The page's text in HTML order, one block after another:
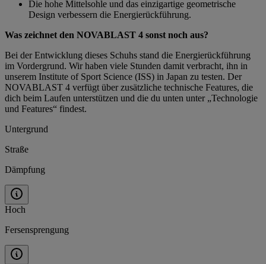
Die hohe Mittelsohle und das einzigartige geometrische
Design verbessern die Energierückführung.
Was zeichnet den NOVABLAST 4 sonst noch aus?
Bei der Entwicklung dieses Schuhs stand die Energierückführung
im Vordergrund. Wir haben viele Stunden damit verbracht, ihn in
unserem Institute of Sport Science (ISS) in Japan zu testen. Der
NOVABLAST 4 verfügt über zusätzliche technische Features, die
dich beim Laufen unterstützen und die du unten unter „Technologie
und Features“ findest.
Untergrund
Straße
Dämpfung
Hoch
Fersensprengung